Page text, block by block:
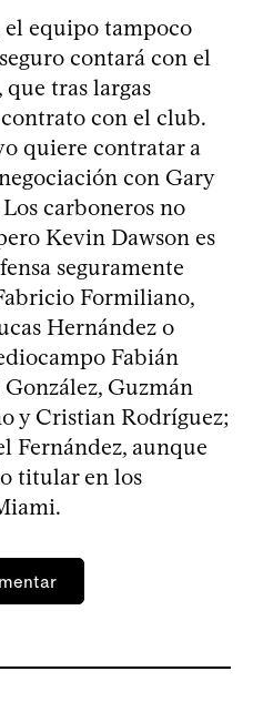
el equipo tampoco
contará con el
tras largas
con el club.
quiere contratar a
con Gary
carboneros no
Kevin Dawson es
seguramente
Formiliano,
Hernández o
Fabián
Guzmán
y Cristian Rodríguez;
Fernández, aunque
titular en los